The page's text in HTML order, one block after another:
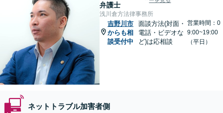
弁護士
浅川倉方法律事務所
吉野川市
からも相
談受付中
面談方法(対面・
電話・ビデオな
ど)は応相談
営業時間：0
9:00~19:00
（平日）
ネットトラブル加害者側